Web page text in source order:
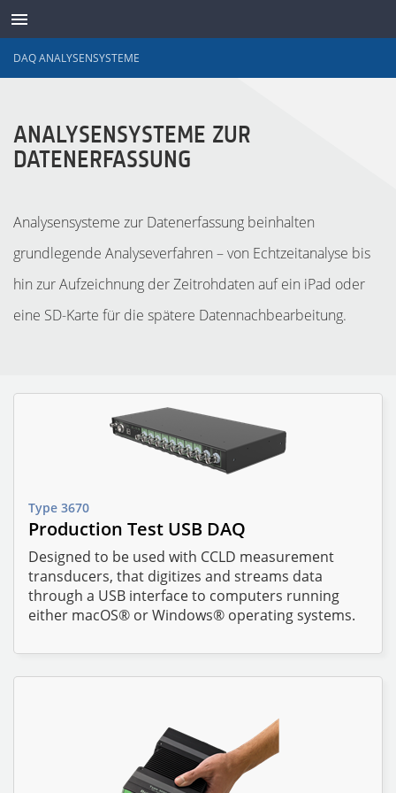
MESSGERÄTE
DAQ ANALYSENSYSTEME
ANALYSENSYSTEME ZUR
DATENERFASSUNG
Analysensysteme zur Datenerfassung beinhalten
grundlegende Analyseverfahren – von Echtzeitanalyse bis
hin zur Aufzeichnung der Zeitrohdaten auf ein iPad oder
eine SD-Karte für die spätere Datennachbearbeitung.
Type 3670
Production Test USB DAQ
Designed to be used with CCLD measurement
transducers, that digitizes and streams data
through a USB interface to computers running
either macOS® or Windows® operating systems.